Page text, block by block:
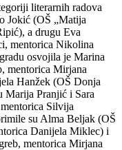
literarnih radova
Jokić (OŠ „Matija
a drugu Eva
mentorica Nikolina
osvojila je Marina
mentorica Mirjana
Hanžek (OŠ Donja
Marija Pranjić i Sara
Silvija
su Alma Beljak (OŠ
Danijela Miklec) i
mentorica Mirjana